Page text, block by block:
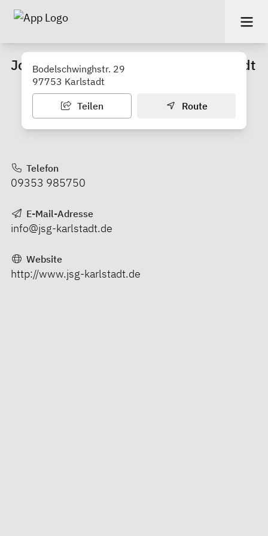
Johann-Schöner-Gymnasium Karlstadt
Bodelschwinghstr. 29
97753 Karlstadt
Teilen Route
Telefon
09353 985750
E-Mail-Adresse
info@jsg-karlstadt.de
Website
http://www.jsg-karlstadt.de